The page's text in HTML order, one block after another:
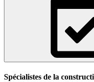
Spécialistes de la